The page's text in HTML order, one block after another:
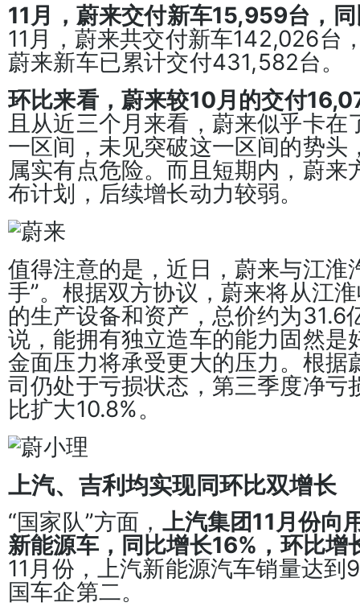
11月，蔚来交付新车15,959台，
11月，蔚来共交付新车142,026台
蔚来新车已累计交付431,582台。
环比来看，蔚来较10月的交付
且从近三个月来看，蔚来似乎卡
一区间，未见突破这一区间的势头
属实有点危险。而且短期内，蔚来
布计划，后续增长动力较弱。
值得注意的是，近日，蔚来与江淮
手”。根据双方协议，蔚来将从江
的生产设备和资产，总价约为31.6
说，能拥有独立造车的能力固然是
金面压力将承受更大的压力。根据
司仍处于亏损状态，第三季度净亏
比扩大10.8%。
上汽、吉利均实现同环比双增长
“国家队”方面， 上汽集团11月份向
新能源车，同比增长16%，环比
11月份，上汽新能源汽车销量达到
国车企第二。